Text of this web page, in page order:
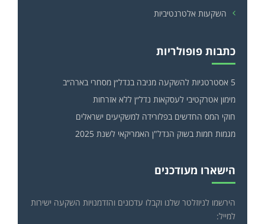
השקעות אלטרנטיביות
כתבות פופולריות
5 אסטרטגיות להשקעה מניבה בנדל״ן מסחרי בארה״ב
מימון אטרקטיבי לעסקאות נדל״ן ללא אזרחות
חוקי המס החדשים בפלורידה למשקיעים ישראלים
מגמות חמות בשוק הנדל"ן האמריקאי לשנת 2025
הישארו מעודכנים
הירשמו לניוזלטר שלנו וקבלו עדכונים והזדמנויות השקעה ישירות
למייל: